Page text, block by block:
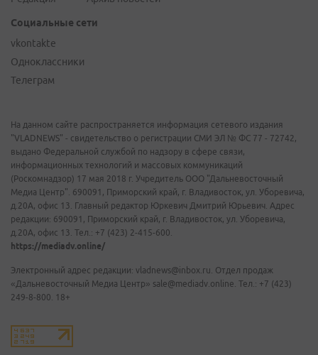
Социальные сети
vkontakte
Одноклассники
Телеграм
На данном сайте распространяется информация сетевого издания
"VLADNEWS" - свидетельство о регистрации СМИ ЭЛ № ФС 77 - 72742,
выдано Федеральной службой по надзору в сфере связи,
информационных технологий и массовых коммуникаций
(Роскомнадзор) 17 мая 2018 г. Учредитель ООО "Дальневосточный
Медиа Центр". 690091, Приморский край, г. Владивосток, ул. Уборевича,
д.20А, офис 13. Главный редактор Юркевич Дмитрий Юрьевич. Адрес
редакции: 690091, Приморский край, г. Владивосток, ул. Уборевича,
д.20А, офис 13. Тел.: +7 (423) 2-415-600.
https://mediadv.online/
Электронный адрес редакции: vladnews@inbox.ru. Отдел продаж
«Дальневосточный Медиа Центр» sale@mediadv.online. Тел.: +7 (423)
249-8-800. 18+